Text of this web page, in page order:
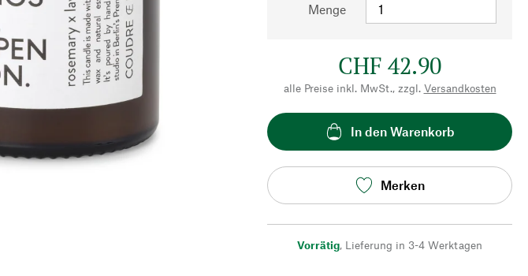
Menge
CHF 42.90
alle Preise inkl. MwSt., zzgl. Versandkosten
In den Warenkorb
Merken
Vorrätig, Lieferung in 3-4 Werktagen